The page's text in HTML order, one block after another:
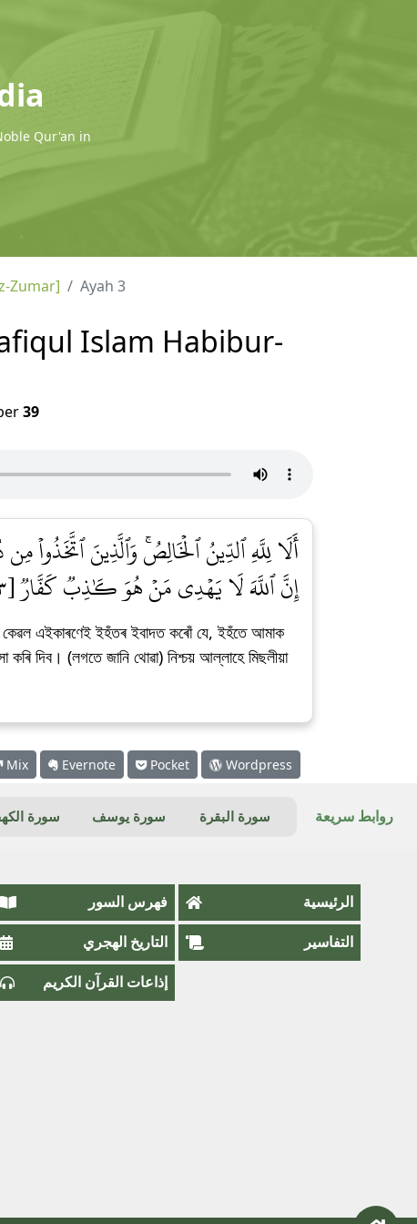
Qur'an in
Zumar] Ayah 3
Islam Habibur-
39
أَلَا لِلَّهِ ٱلدِّينُ ٱلۡخَالِصُۚ وَٱلَّذِينَ ٱتَّخَذُواْ
إِنَّ ٱللَّهَ لَا يَهۡدِي مَنۡ هُوَ كَٰذِبٞ كَفَّارٞ [٣]
এইকাৰণেই ইহঁতৰ ইবাদত কৰোঁ যে, ইহঁতে আমাক
দিব। (লগতে জানি থোৱা) নিশ্চয় আল্লাহে মিছলীয়া
Mix Evernote Pocket Wordpress
روابط سريعة سورة البقرة سورة يوسف سورة
الرئيسية فهرس السور
التفاسير التاريخ الهجري
إذاعات القرآن الكريم